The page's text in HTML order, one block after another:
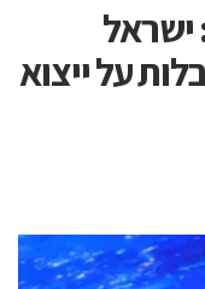
על ייצוא